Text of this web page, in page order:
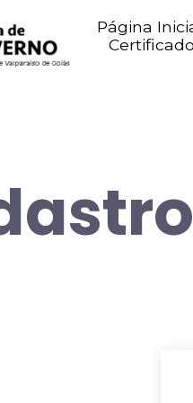
Página
Certificado